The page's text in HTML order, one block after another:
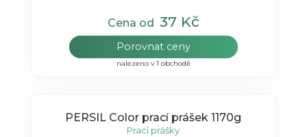
Cena od 37 Kč
Porovnat ceny
nalezeno v 1 obchodě
PERSIL Color prací prášek 1170g
Prací prášky